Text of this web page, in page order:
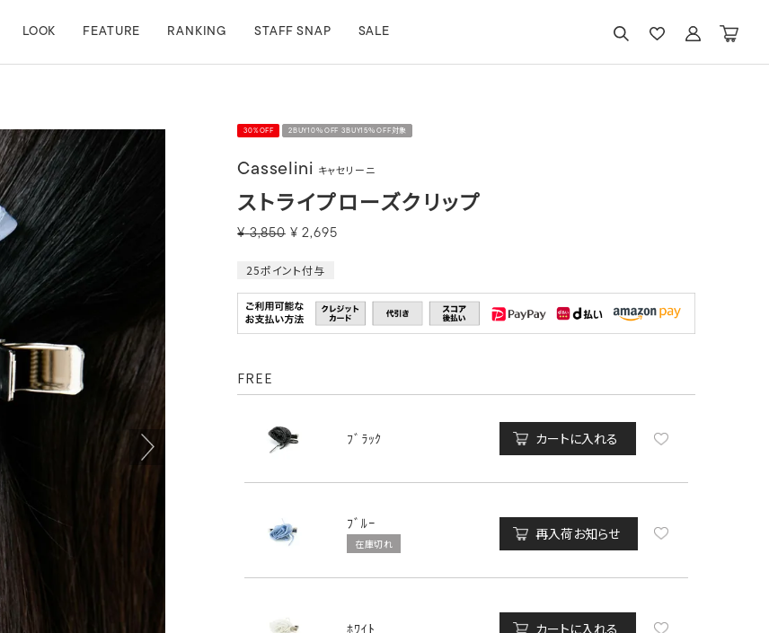
LOOK FEATURE RANKING STAFF SNAP SALE
30%OFF 2BUY10％OFF 3BUY15％OFF対象
Casselini キャセリーニ
ストライプローズクリップ
¥ 3,850 ¥ 2,695
25ポイント付与
FREE
ﾌﾞﾗｯｸ カートに入れる
ﾌﾞﾙｰ
在庫切れ
再入荷お知らせ
ﾎﾜｲﾄ カートに入れる